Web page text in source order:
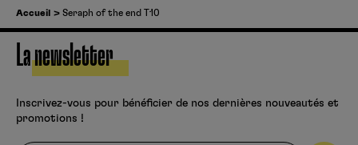
Accueil Seraph of the end T10
La newsletter
Inscrivez-vous pour bénéficier de nos dernières nouveautés et
promotions !